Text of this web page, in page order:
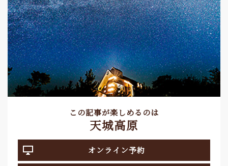
この記事が楽しめるのは
天城高原
オンライン予約